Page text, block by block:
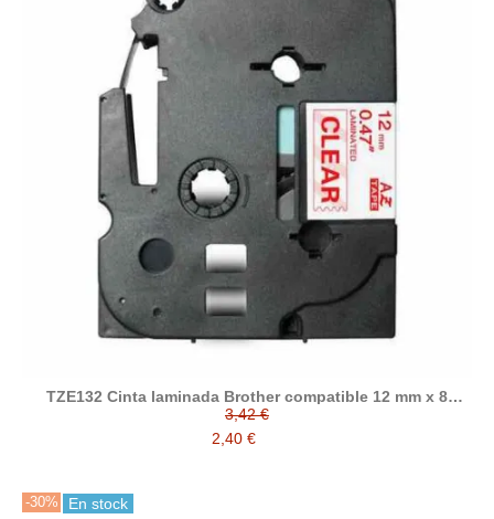
TZE132 Cinta laminada Brother compatible 12 mm x 8
metros
3,42 €
2,40 €
-30% En stock